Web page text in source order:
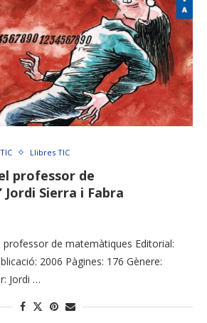
Llibres TIC
professor de
Sierra i Fabra
professor de matemàtiques Editorial:
2006 Pàgines: 176 Gènere:
Jordi …